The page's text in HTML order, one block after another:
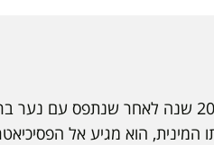
לוי (60), איש חינוך דתי, לוקח כדורים לסירוס כימי כבר 20
המינית, הוא מגיע אל